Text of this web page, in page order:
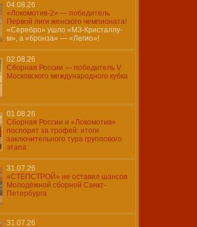
04.08.26
«Локомотив-2» — победитель
Первой лиги женского чемпионата!
«Серебро» ушло «МЗ-Кристаллу-
м», а «бронза» — «Легио»!
02.08.26
Сборная России — победитель V
Московского международного кубка
01.08.26
Сборная России и «Локомотив»
поспорят за трофей: итоги
заключительного тура группового
этапа
31.07.26
«СТЕПСТРОЙ» не оставил шансов
Молодёжной сборной Санкт-
Петербурга
31.07.26